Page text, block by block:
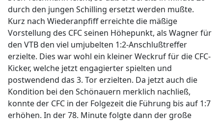
durch den jungen Schilling ersetzt werden mußte.
Kurz nach Wiederanpfiff erreichte die mäßige
Vorstellung des CFC seinen Höhepunkt, als Wagner für
den VTB den viel umjubelten 1:2-Anschlußtreffer
erzielte. Dies war wohl ein kleiner Weckruf für die CFC-
Kicker, welche jetzt engagierter spielten und
postwendend das 3. Tor erzielten. Da jetzt auch die
Kondition bei den Schönauern merklich nachließ,
konnte der CFC in der Folgezeit die Führung bis auf 1:7
erhöhen. In der 78. Minute folgte dann der große